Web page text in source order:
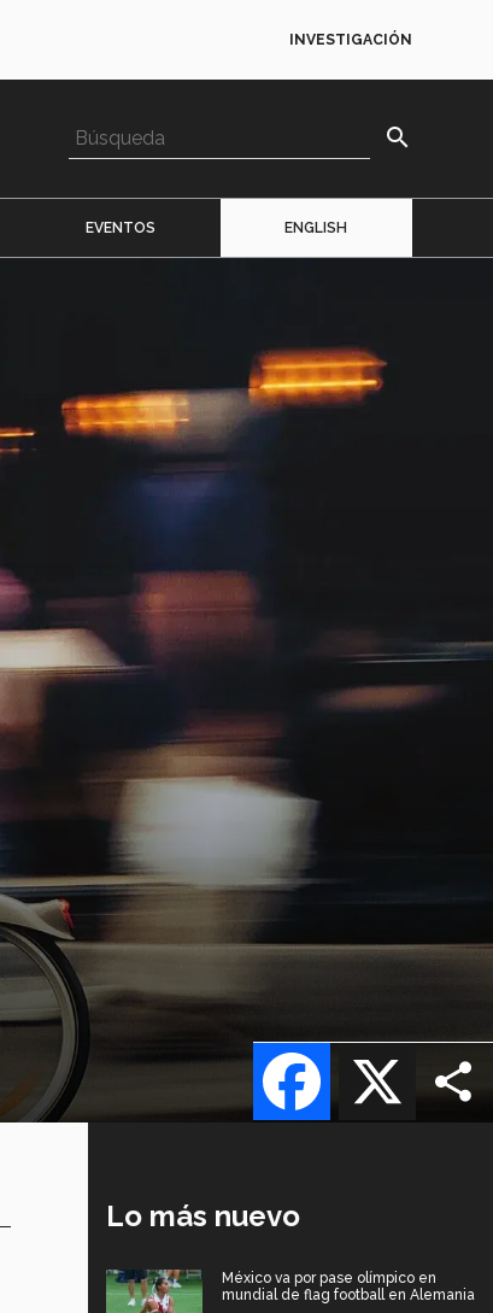
INVESTIGACIÓN
search
EVENTOS ENGLISH
X
Facebook
Lo más nuevo
México va por pase olímpico en
mundial de flag football en Alemania